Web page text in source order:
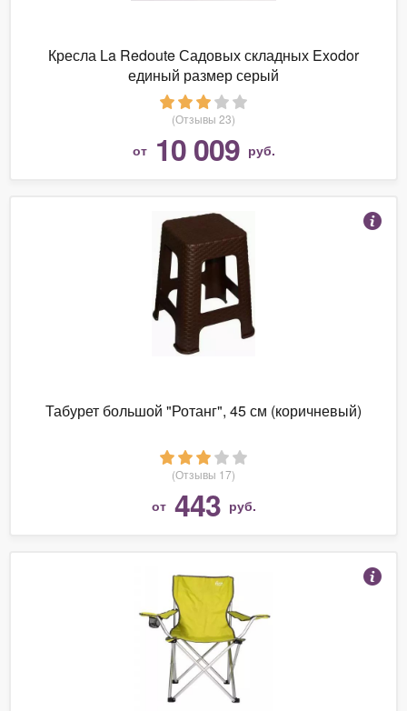
Кресла La Redoute Садовых складных Exodor
единый размер серый
(Отзывы 23)
от 10 009 руб.
Табурет большой "Ротанг", 45 см (коричневый)
(Отзывы 17)
от 443 руб.